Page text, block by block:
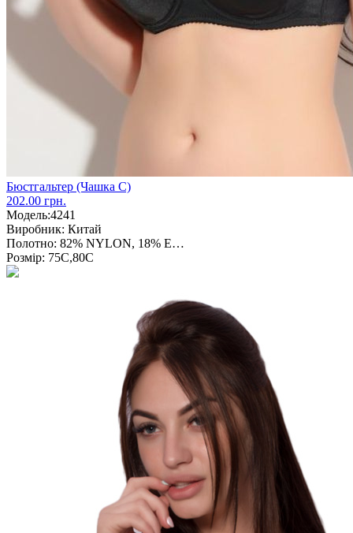
Бюстгальтер (Чашка С)
202.00 грн.
Модель:4241
Виробник: Китай
Полотно: 82% NYLON, 18% E…
Розмір: 75С,80С